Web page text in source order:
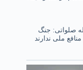
صلواتی: جنگ
ملی ندارند